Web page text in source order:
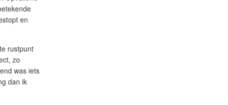
en
rustpunt
zo
was iets
dan ik